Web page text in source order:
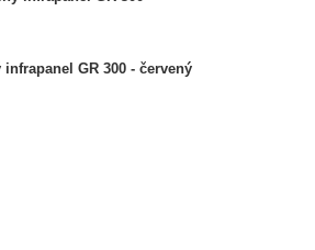
infrapanel GR 300 - červený